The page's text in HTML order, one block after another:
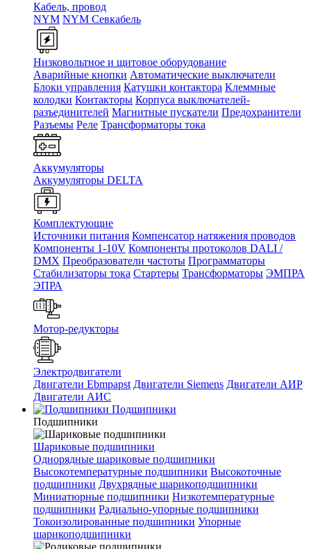
Кабель, провод
NYM NYM Севкабель
Низковольтное и щитовое оборудование
Аварийные кнопки Автоматические выключатели
Блоки управления Катушки контактора Клеммные
колодки Контакторы Корпуса выключателей-
разъединителей Магнитные пускатели Предохранители
Разъемы Реле Трансформаторы тока
Аккумуляторы
Аккумуляторы DELTA
Комплектующие
Источники питания Компенсатор натяжения проводов
Компоненты 1-10V Компоненты протоколов DALI /
DMX Преобразователи частоты Программаторы
Стабилизаторы тока Стартеры Трансформаторы ЭМПРА
ЭПРА
Мотор-редукторы
Электродвигатели
Двигатели Ebmpapst Двигатели Siemens Двигатели АИР
Двигатели АИС
Подшипники
Подшипники
Шариковые подшипники
Однорядные шариковые подшипники
Высокотемпературные подшипники Высокоточные
подшипники Двухрядные шарикоподшипники
Миниатюрные подшипники Низкотемпературные
подшипники Радиально-упорные подшипники
Токоизолированные подшипники Упорные
шарикоподшипники